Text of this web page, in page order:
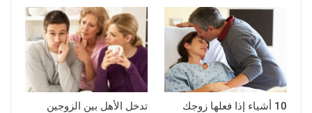
10 أشياء إذا فعلها زوجك
تدخل الأهل بين الزوجين